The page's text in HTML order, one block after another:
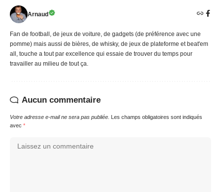
Arnaud
Fan de football, de jeux de voiture, de gadgets (de préférence avec une
pomme) mais aussi de bières, de whisky, de jeux de plateforme et beat'em
all, touche a tout par excellence qui essaie de trouver du temps pour
travailler au milieu de tout ça.
Aucun commentaire
Votre adresse e-mail ne sera pas publiée. Les champs obligatoires sont indiqués
avec *